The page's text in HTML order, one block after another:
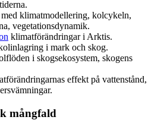
klimatmodellering, kolcykeln,
vegetationsdynamik.
klimatförändringar i Arktis.
i mark och skog.
i skogsekosystem, skogens
effekt på vattenstånd,
mångfald